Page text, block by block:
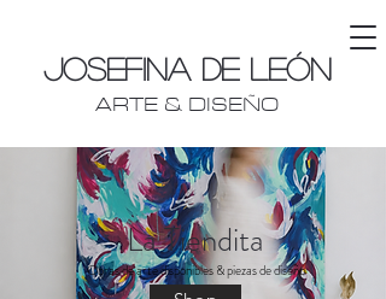
Josefina De León
ARTE & DISEÑO
Obras de arte disponibles & piezas de diseño
La Tiendita